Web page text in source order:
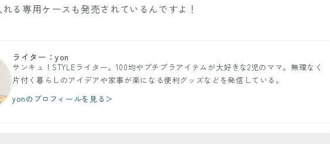
る専用ケースも発売されているんですよ！
ライター：yon
サンキュ！STYLEライター。100均やプチプラアイテムが大好きな2児のママ。無理なく
片付く暮らしのアイデアや家事が楽になる便利グッズなどを発信している。
yonのプロフィールを見る＞